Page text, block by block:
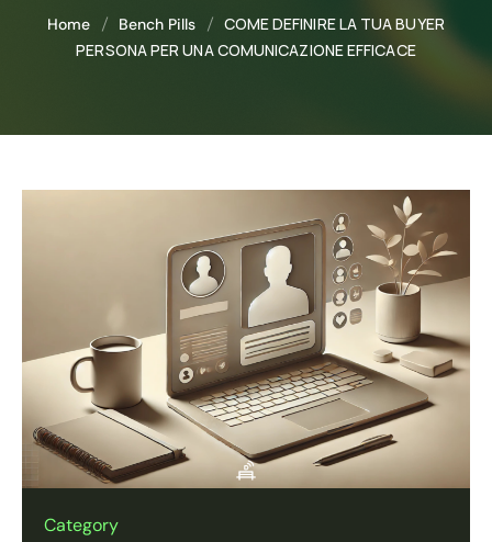
Home Bench Pills
COME DEFINIRE LA TUA BUYER
PERSONA PER UNA COMUNICAZIONE EFFICACE
Category